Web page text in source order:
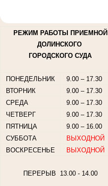
РЕЖИМ РАБОТЫ ПРИЕМНОЙ
ДОЛИНСКОГО
ГОРОДСКОГО СУДА
ПОНЕДЕЛЬНИК
9.00 – 17.30
ВТОРНИК
9.00 – 17.30
СРЕДА
9.00 – 17.30
ЧЕТВЕРГ
9.00 – 17.30
ПЯТНИЦА
9.00 – 16.00
СУББОТА
ВЫХОДНОЙ
ВОСКРЕСЕНЬЕ
ВЫХОДНОЙ
ПЕРЕРЫВ 13.00 - 14.00